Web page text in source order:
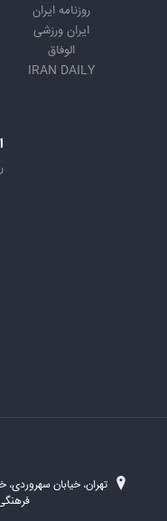
روزنامه ایران
ایران ورزشی
الوفاق
IRAN DAILY
تهران، خیابان